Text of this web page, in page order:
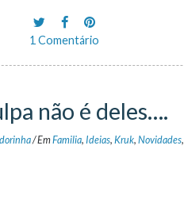
1 Comentário
não é deles….
/EmFamilia, Ideias, Kruk, Novidades,